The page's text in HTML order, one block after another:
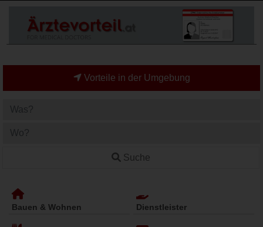
Vorteile in der Umgebung
Suche
Bauen & Wohnen Dienstleister